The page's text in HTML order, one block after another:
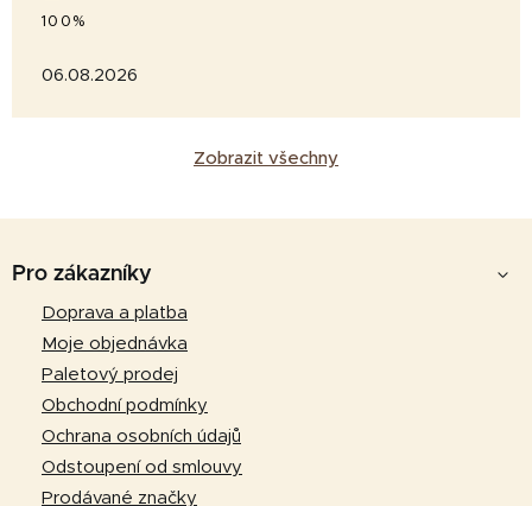
100%
06.08.2026
Zobrazit všechny
Pro zákazníky
Doprava a platba
Moje objednávka
Paletový prodej
Obchodní podmínky
Ochrana osobních údajů
Odstoupení od smlouvy
Prodávané značky